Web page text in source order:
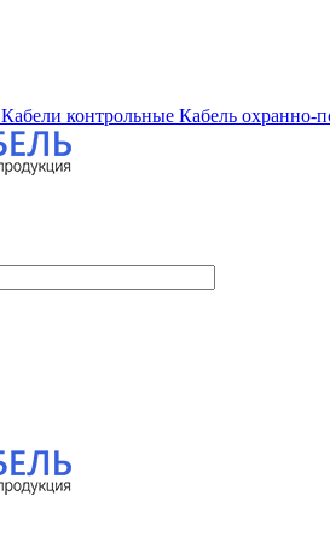
Кабели контрольные Кабель охранно-